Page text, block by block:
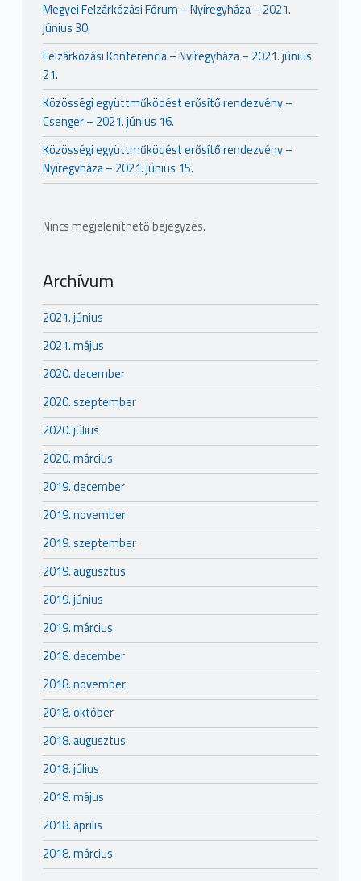
Megyei Felzárkózási Fórum – Nyíregyháza – 2021.
június 30.
Felzárkózási Konferencia – Nyíregyháza – 2021. június
21.
Közösségi együttműködést erősítő rendezvény –
Csenger – 2021. június 16.
Közösségi együttműködést erősítő rendezvény –
Nyíregyháza – 2021. június 15.
Nincs megjeleníthető bejegyzés.
Archívum
2021. június
2021. május
2020. december
2020. szeptember
2020. július
2020. március
2019. december
2019. november
2019. szeptember
2019. augusztus
2019. június
2019. március
2018. december
2018. november
2018. október
2018. augusztus
2018. július
2018. május
2018. április
2018. március